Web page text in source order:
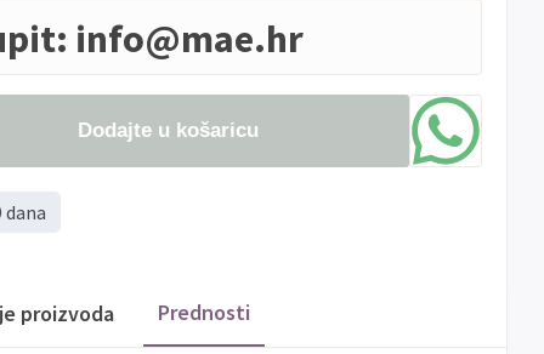
info@mae.hr
Dodajte u košaricu
dana
proizvoda Prednosti